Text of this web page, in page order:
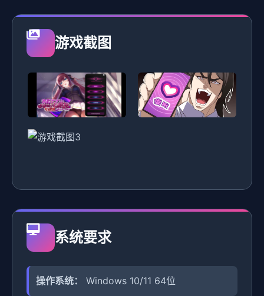
游戏截图
系统要求
操作系统： Windows 10/11 64位